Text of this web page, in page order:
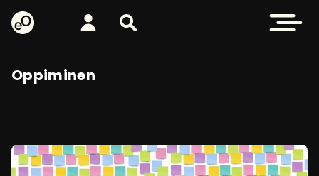
eOppiva - Etusivulle
Kirjaudu Etsi sivustolta Avaa
Oppiminen